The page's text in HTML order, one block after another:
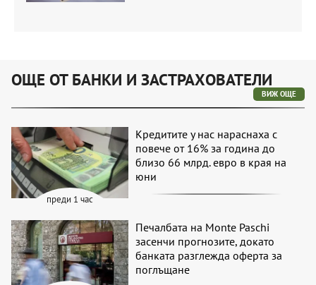
ОЩЕ ОТ БАНКИ И ЗАСТРАХОВАТЕЛИ
ВИЖ ОЩЕ
преди 1 час
Кредитите у нас нараснаха с
повече от 16% за година до
близо 66 млрд. евро в края на
юни
Печалбата на Monte Paschi
засенчи прогнозите, докато
банката разглежда оферта за
поглъщане